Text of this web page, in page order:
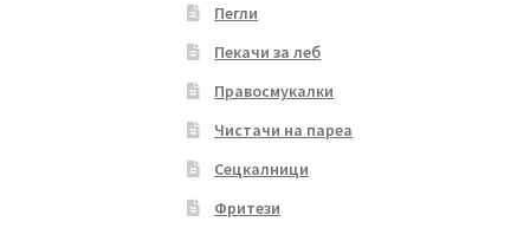
Пегли
Пекачи за леб
Правосмукалки
Чистачи на пареа
Сецкалници
Фритези